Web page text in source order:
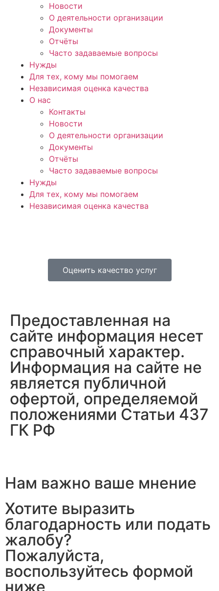
Новости
О деятельности организации
Документы
Отчёты
Часто задаваемые вопросы
Нужды
Для тех, кому мы помогаем
Независимая оценка качества
О нас
Контакты
Новости
О деятельности организации
Документы
Отчёты
Часто задаваемые вопросы
Нужды
Для тех, кому мы помогаем
Независимая оценка качества
Оценить качество услуг
Предоставленная на
сайте информация несет
справочный характер.
Информация на сайте не
является публичной
офертой, определяемой
положениями Статьи 437
ГК РФ
Нам важно ваше мнение
Хотите выразить
благодарность или подать
жалобу?
Пожалуйста,
воспользуйтесь формой
ниже